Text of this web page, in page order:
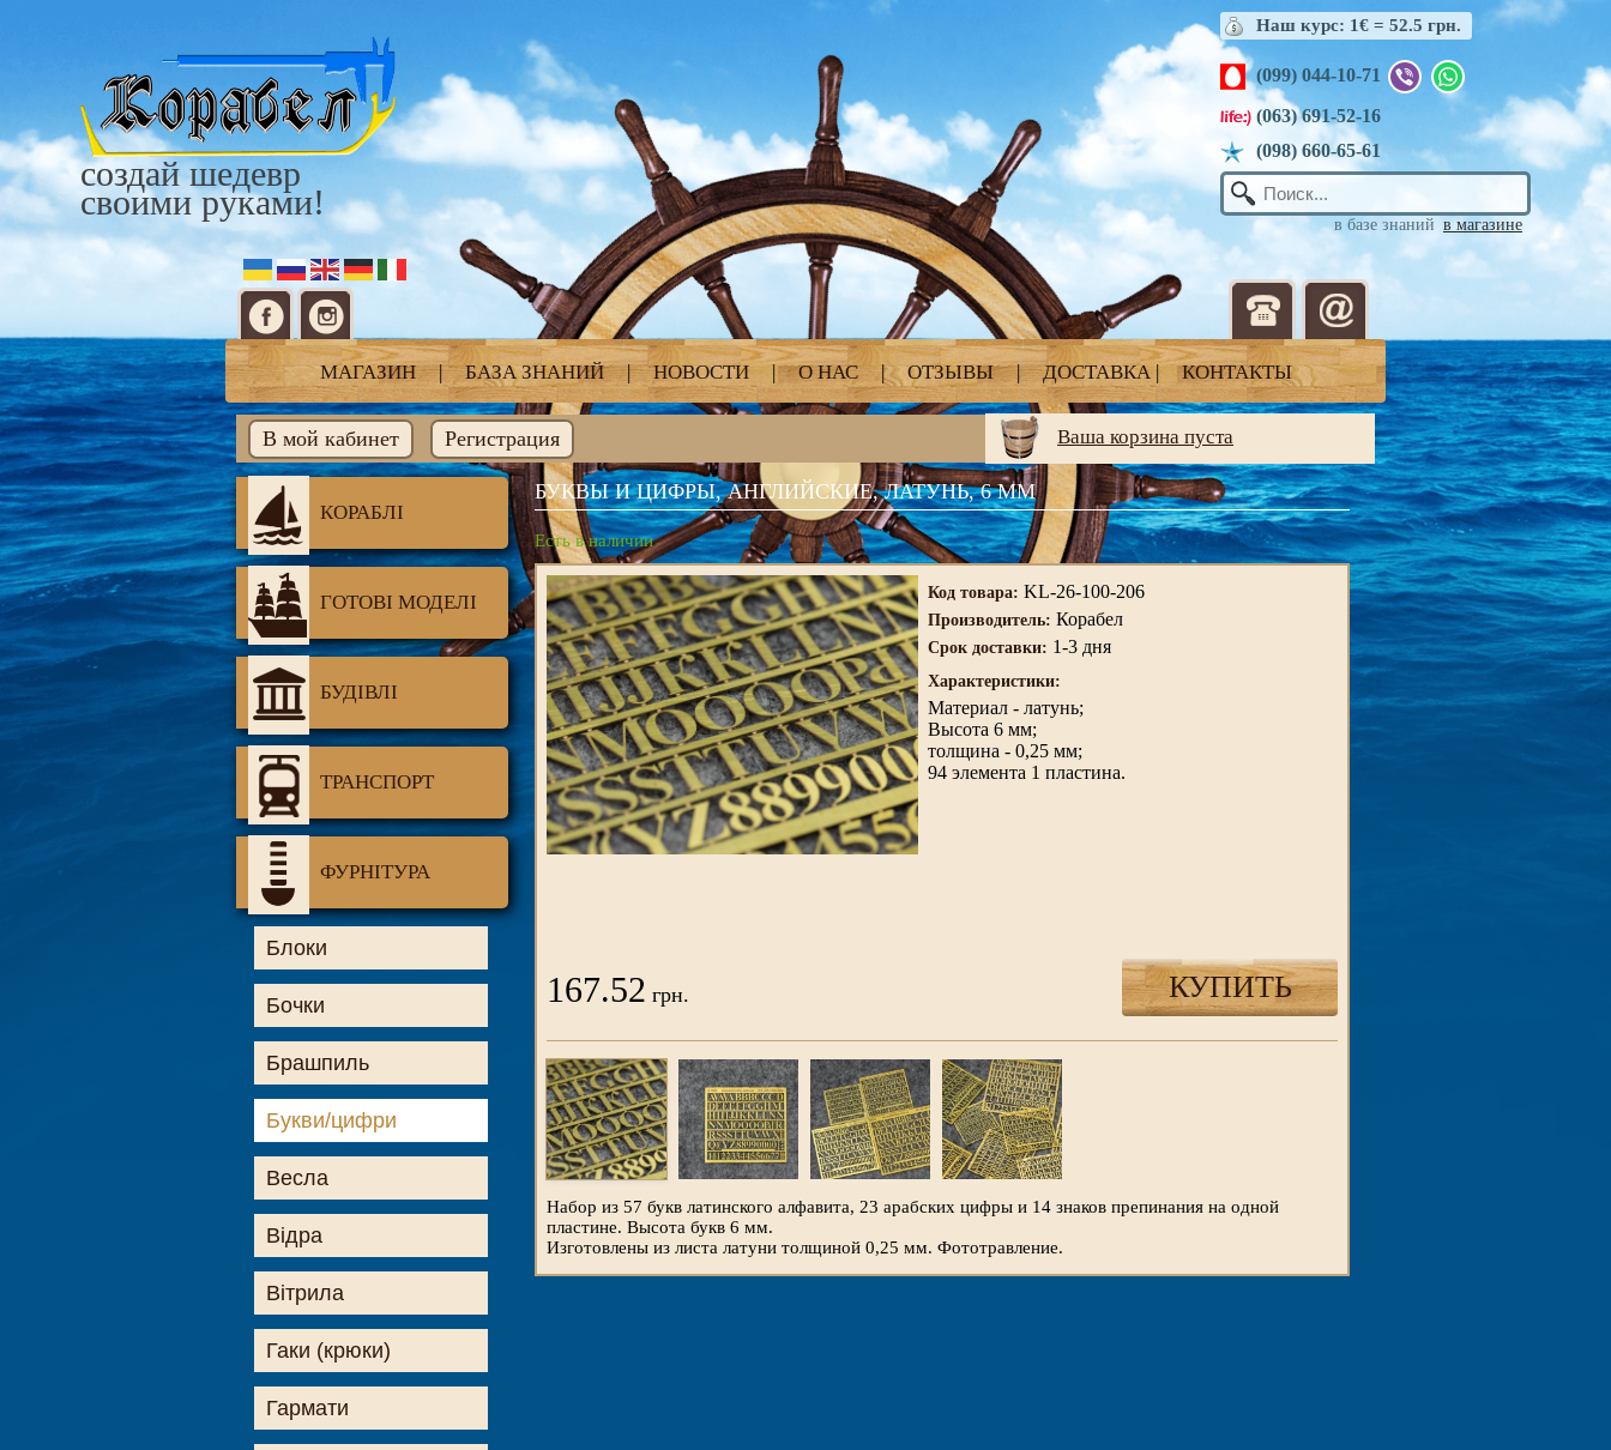
Наш курс: 1€ = 52.5 грн.
(099) 044-10-71
(063) 691-52-16
(098) 660-65-61
в магазине
в базе знаний
создай шедевр
своими руками!
МАГАЗИН | БАЗА ЗНАНИЙ | НОВОСТИ | О НАС | ОТЗЫВЫ | ДОСТАВКА | КОНТАКТЫ
В мой кабинет Регистрация Ваша корзина пуста
КОРАБЛІ
ГОТОВІ МОДЕЛІ
БУДІВЛІ
ТРАНСПОРТ
ФУРНІТУРА
Блоки
Бочки
Брашпиль
Букви/цифри
Весла
Відра
Вітрила
Гаки (крюки)
Гармати
БУКВЫ И ЦИФРЫ, АНГЛИЙСКИЕ, ЛАТУНЬ, 6 ММ
Есть в наличии
Код товара: KL-26-100-206
Производитель: Корабел
Срок доставки: 1-3 дня
Характеристики:
Материал - латунь;
Высота 6 мм;
толщина - 0,25 мм;
94 элемента 1 пластина.
167.52 грн. КУПИТЬ
Набор из 57 букв латинского алфавита, 23 арабских цифры и 14 знаков препинания на одной
пластине. Высота букв 6 мм.
Изготовлены из листа латуни толщиной 0,25 мм. Фототравление.